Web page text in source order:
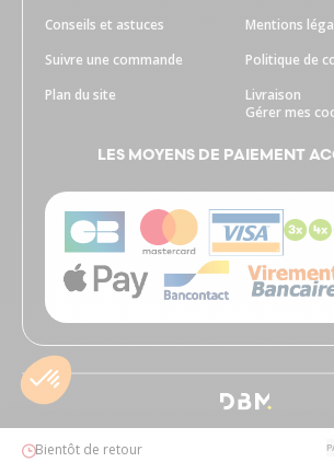
Bientôt de retour
Conseils et astuces
Suivre une commande
Plan du site
Mentions
Politique de
Livraison
Gérer mes
LES MOYENS DE PAIEMENT